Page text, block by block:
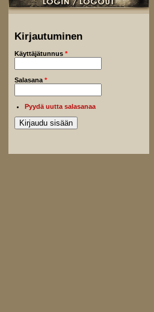
Kirjautuminen
Käyttäjätunnus *
Salasana *
Pyydä uutta salasanaa